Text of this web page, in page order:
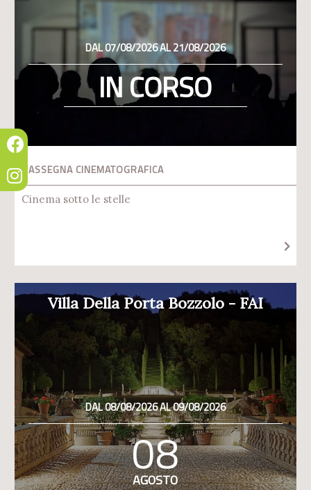
DAL 07/08/2026 AL 21/08/2026
IN CORSO
RASSEGNA CINEMATOGRAFICA
Cinema sotto le stelle
Villa Della Porta Bozzolo - FAI
DAL 08/08/2026 AL 09/08/2026
08
AGOSTO